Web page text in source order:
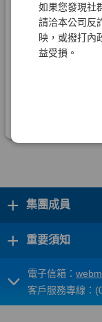
如果您發現社
請洽本公司反
映，或撥打內
益受損。
+ 集團成員
+ 重要須知
電子信箱：
客戶服務專線：